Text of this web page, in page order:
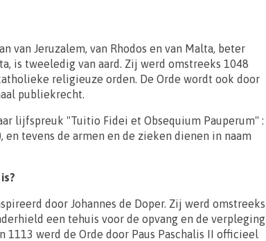
van Jeruzalem, van Rhodos en van Malta, beter
is tweeledig van aard. Zij werd omstreeks 1048
religieuze orden. De Orde wordt ook door
publiekrecht.
lijfspreuk "Tuitio Fidei et Obsequium Pauperum" :
en tevens de armen en de zieken dienen in naam
door Johannes de Doper. Zij werd omstreeks
een tehuis voor de opvang en de verpleging
werd de Orde door Paus Paschalis II officieel